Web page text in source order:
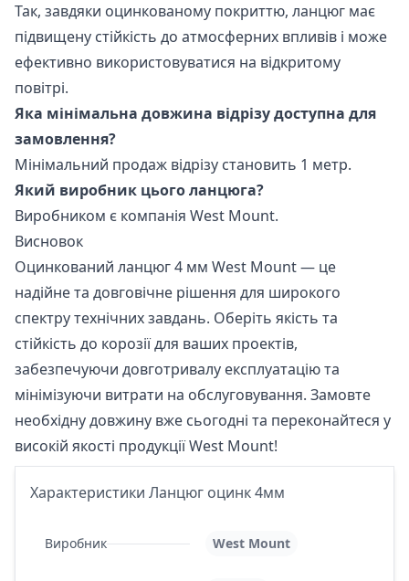
Так, завдяки оцинкованому покриттю, ланцюг має
підвищену стійкість до атмосферних впливів і може
ефективно використовуватися на відкритому
повітрі.
Яка мінімальна довжина відрізу доступна для
замовлення?
Мінімальний продаж відрізу становить 1 метр.
Який виробник цього ланцюга?
Виробником є компанія West Mount.
Висновок
Оцинкований ланцюг 4 мм West Mount — це
надійне та довговічне рішення для широкого
спектру технічних завдань. Оберіть якість та
стійкість до корозії для ваших проектів,
забезпечуючи довготривалу експлуатацію та
мінімізуючи витрати на обслуговування. Замовте
необхідну довжину вже сьогодні та переконайтеся у
високій якості продукції West Mount!
Характеристики Ланцюг оцинк 4мм
Виробник West Mount